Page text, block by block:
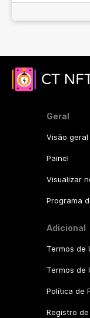
Geral
Visão geral
Painel
Visualizar
Programa
Adicional
Termos de
Termos de
Política de
Registro